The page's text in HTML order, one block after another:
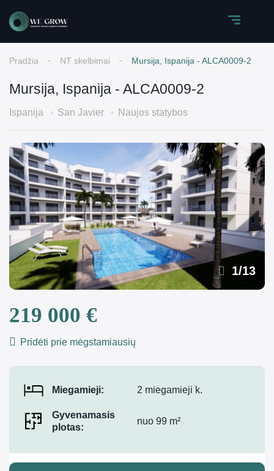
Pradžia NT skelbimai Mursija, Ispanija - ALCA0009-2
Mursija, Ispanija - ALCA0009-2
Ispanija San Javier Naujos statybos
1/13
219 000 €
Pridėti prie mėgstamiausių
Miegamieji: 2 miegamieji k.
Gyvenamasis
plotas:
nuo 99 m²